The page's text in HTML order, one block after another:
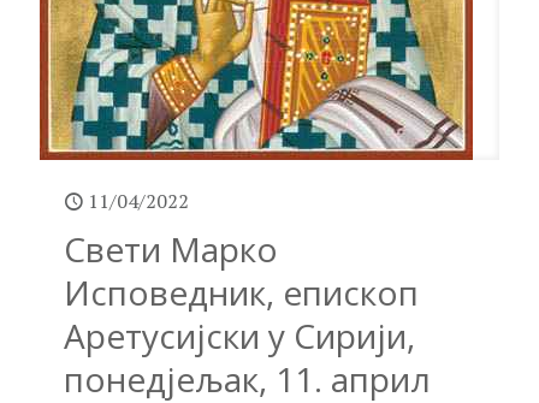
11/04/2022
Свети Марко
Исповедник, епископ
Аретусијски у Сирији,
понедјељак, 11. април